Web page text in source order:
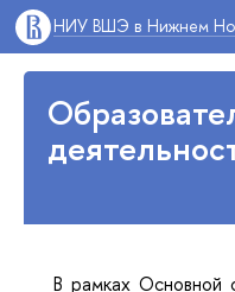
НИУ ВШЭ в Нижнем
В рамках Основной